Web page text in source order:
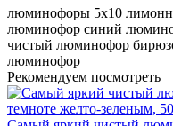
люминофоры 5x10
люминофор синий
чистый люминофор
люминофор
Рекомендуем посмотреть